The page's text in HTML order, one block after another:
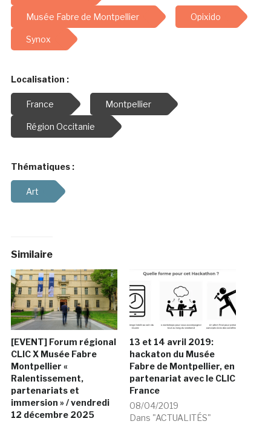
Musée Fabre de Montpellier Opixido
Synox
Localisation :
France Montpellier
Région Occitanie
Thématiques :
Art
Similaire
[EVENT] Forum régional
CLIC X Musée Fabre
Montpellier «
Ralentissement,
partenariats et
immersion » / vendredi
12 décembre 2025
13 et 14 avril 2019:
hackaton du Musée
Fabre de Montpellier, en
partenariat avec le CLIC
France
08/04/2019
Dans "ACTUALITÉS"